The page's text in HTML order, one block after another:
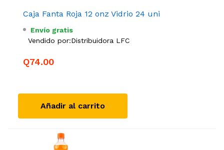
Caja Fanta Roja 12 onz Vidrio 24 uni
Envío gratis
Vendido por:Distribuidora LFC
Q74.00
Añadir al carrito